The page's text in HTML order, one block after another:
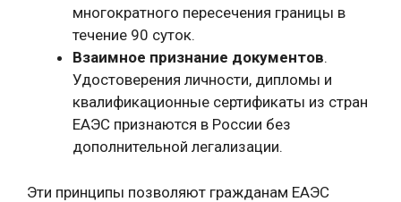
многократного пересечения границы в
течение 90 суток.
Взаимное признание документов.
Удостоверения личности, дипломы и
квалификационные сертификаты из стран
ЕАЭС признаются в России без
дополнительной легализации.
Эти принципы позволяют гражданам ЕАЭС